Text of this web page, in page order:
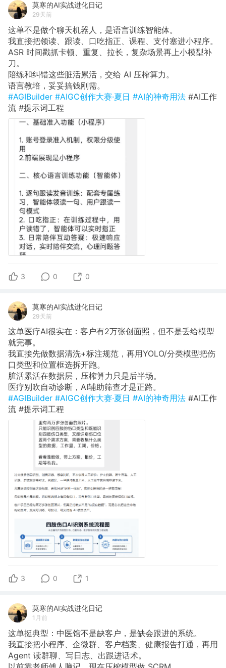
莫寒的AI实战进化日记
29天前
这单不是做个聊天机器人，是语言训练智能体。
我直接把领读、跟读、口吃指正、课程、支付塞进小程序。
ASR 时间戳抓卡顿、重复、拉长，复杂场景再上小模型补
刀。
陪练和纠错这些脏活累活，交给 AI 压榨算力。
语言教培，妥妥搞钱刚需。
#AGIBuilder #AIGC创作大赛·夏日 #AI的神奇用法 #AI工作
流 #提示词工程
3 0 0
莫寒的AI实战进化日记
29天前
这单医疗AI很实在：客户有2万张创面照，但不是丢给模型
就完事。
我直接先做数据清洗+标注规范，再用YOLO/分类模型把伤
口类型和位置框选拆开跑。
脏活累活在数据层，压榨算力只是后半场。
医疗别吹自动诊断，AI辅助筛查才是正路。
#AGIBuilder #AIGC创作大赛·夏日 #AI的神奇用法 #AI工作
流 #提示词工程
3 0 1
莫寒的AI实战进化日记
1月前
这单挺典型：中医馆不是缺客户，是缺会跟进的系统。
我直接把小程序、企微群、客户档案、健康报告打通，再用
Agent 读群聊、写日志、出跟进话术。